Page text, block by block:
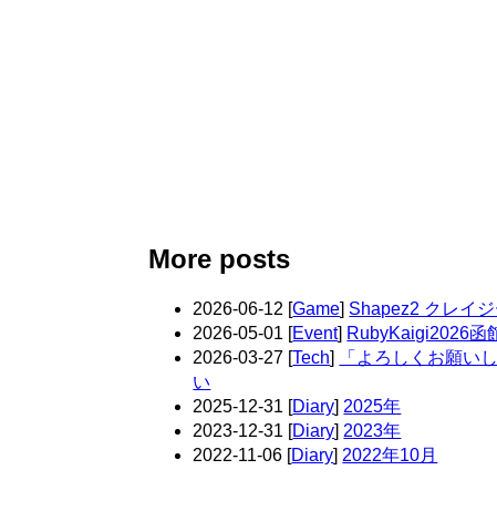
More posts
2026-06-12 [Game] Shapez2 クレイ
2026-05-01 [Event] RubyKaigi2026函
2026-03-27 [Tech]
「よろしくお願い
い
2025-12-31 [Diary] 2025年
2023-12-31 [Diary] 2023年
2022-11-06 [Diary] 2022年10月